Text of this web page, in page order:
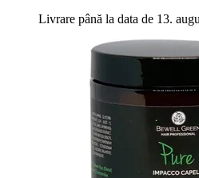
Livrare până la data de 13.